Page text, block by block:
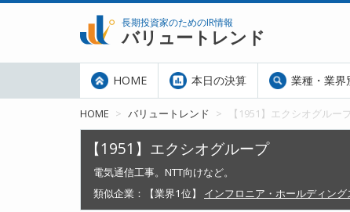
長期投資家のためのIR情報
バリュートレンド
HOME 本日の決算 業種・業界
HOME バリュートレンド 【1951】エクシオグループ
【1951】エクシオグループ
電気通信工事。NTT向けなど。
類似企業：
【業界1位】 インフロニア・ホールディング